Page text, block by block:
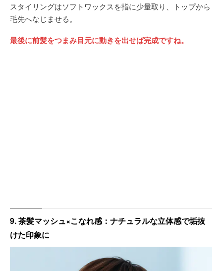
スタイリングはソフトワックスを指に少量取り、トップから
毛先へなじませる。
最後に前髪をつまみ目元に動きを出せば完成ですね。
9. 茶髪マッシュ×こなれ感：ナチュラルな立体感で垢抜
けた印象に